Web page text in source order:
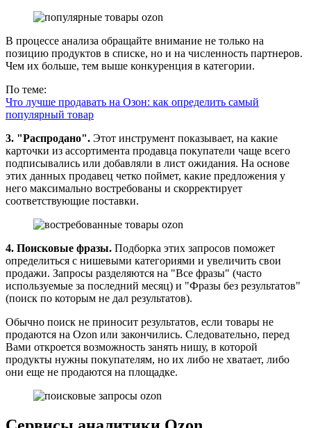
В процессе анализа обращайте внимание не только на
позицию продуктов в списке, но и на численность партнеров.
Чем их больше, тем выше конкуренция в категории.
По теме:
Что лучше продавать на Озон: как определить самый
популярный товар
3. "Распродано". Этот инструмент показывает, на какие
карточки из ассортимента продавца покупатели чаще всего
подписывались или добавляли в лист ожидания. На основе
этих данных продавец четко поймет, какие предложения у
него максимально востребованы и скорректирует
соответствующие поставки.
4. Поисковые фразы. Подборка этих запросов поможет
определиться с нишевыми категориями и увеличить свои
продажи. Запросы разделяются на "Все фразы" (часто
используемые за последний месяц) и "Фразы без результатов"
(поиск по которым не дал результатов).
Обычно поиск не приносит результатов, если товары не
продаются на Ozon или закончились. Следовательно, перед
Вами откроется возможность занять нишу, в которой
продукты нужны покупателям, но их либо не хватает, либо
они еще не продаются на площадке.